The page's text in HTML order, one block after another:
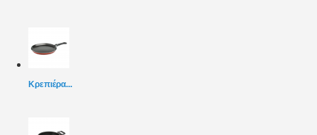
Κρεπιέρα...